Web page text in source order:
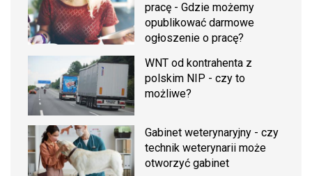
pracę - Gdzie możemy
opublikować darmowe
ogłoszenie o pracę?
WNT od kontrahenta z
polskim NIP - czy to
możliwe?
Gabinet weterynaryjny - czy
technik weterynarii może
otworzyć gabinet